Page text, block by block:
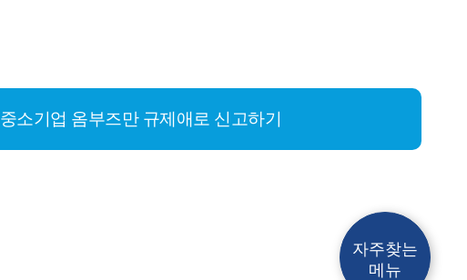
자주찾는
메뉴
중소기업 옴부즈만 규제애로 신고하기